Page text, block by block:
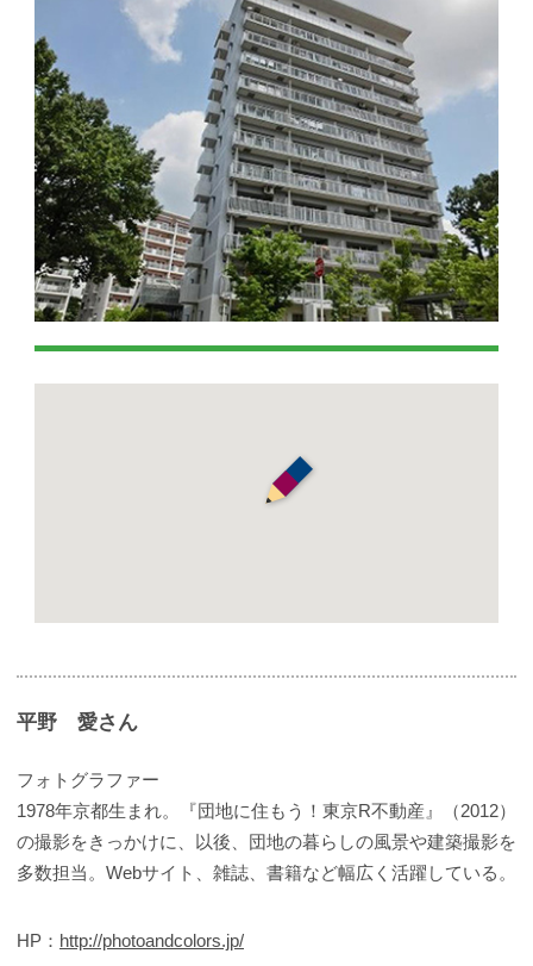
平野 愛さん
フォトグラファー
1978年京都生まれ。『団地に住もう！東京R不動産』（2012）
の撮影をきっかけに、以後、団地の暮らしの風景や建築撮影を
多数担当。Webサイト、雑誌、書籍など幅広く活躍している。
HP： http://photoandcolors.jp/